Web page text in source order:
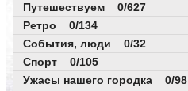
Путешествуем 0/627
Ретро 0/134
События, люди 0/32
Спорт 0/105
Ужасы нашего городка 0/98